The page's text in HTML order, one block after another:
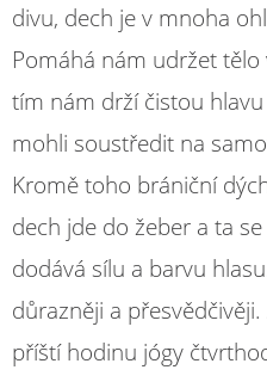
divu, dech je v mnoha
Pomáhá nám udržet
tím nám drží čistou
mohli soustředit na
Kromě toho brániční
dech jde do žeber a ta
dodává sílu a barvu
důrazněji a
příští hodinu jógy